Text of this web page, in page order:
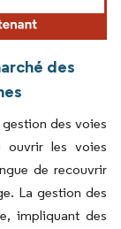
des
des voies
ouvrir les voies
de recouvrir
La gestion des
impliquant des